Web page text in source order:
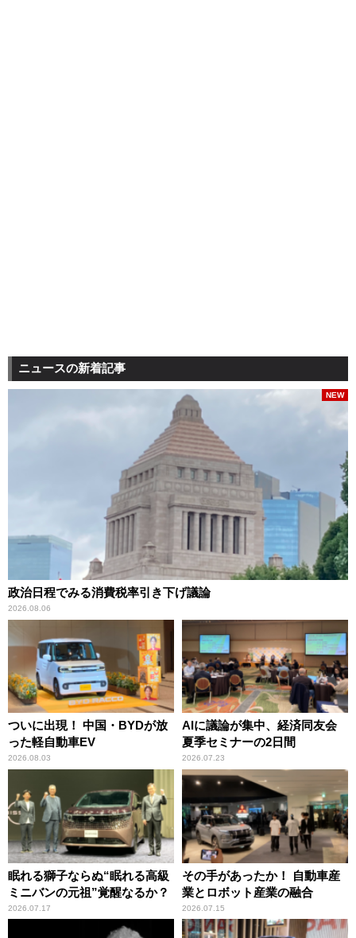
ニュースの新着記事
政治日程でみる消費税率引き下げ議論
2026.08.06
NEW
ついに出現！ 中国・BYDが放
った軽自動車EV
2026.08.03
AIに議論が集中、経済同友会
夏季セミナーの2日間
2026.07.23
眠れる獅子ならぬ“眠れる高級
ミニバンの元祖”覚醒なるか？
2026.07.17
その手があったか！ 自動車産
業とロボット産業の融合
2026.07.15